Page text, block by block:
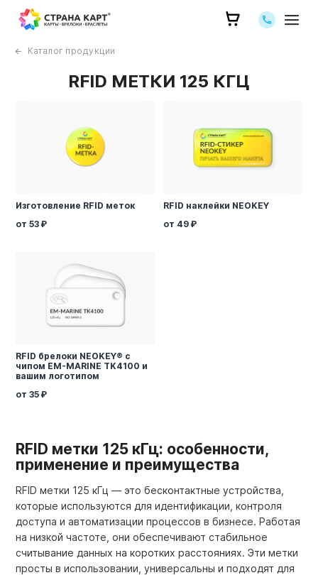
Позвоните
Каталог продукции
RFID МЕТКИ 125 КГЦ
Изготовление RFID меток
от 53
RFID наклейки NEOKEY
от 49
RFID брелоки NEOKEY® с
чипом EM-MARINE TK4100 и
вашим логотипом
от 35
RFID метки 125 кГц: особенности,
применение и преимущества
RFID метки 125 кГц — это бесконтактные устройства,
которые используются для идентификации, контроля
доступа и автоматизации процессов в бизнесе. Работая
на низкой частоте, они обеспечивают стабильное
считывание данных на коротких расстояниях. Эти метки
просты в использовании, универсальны и подходят для